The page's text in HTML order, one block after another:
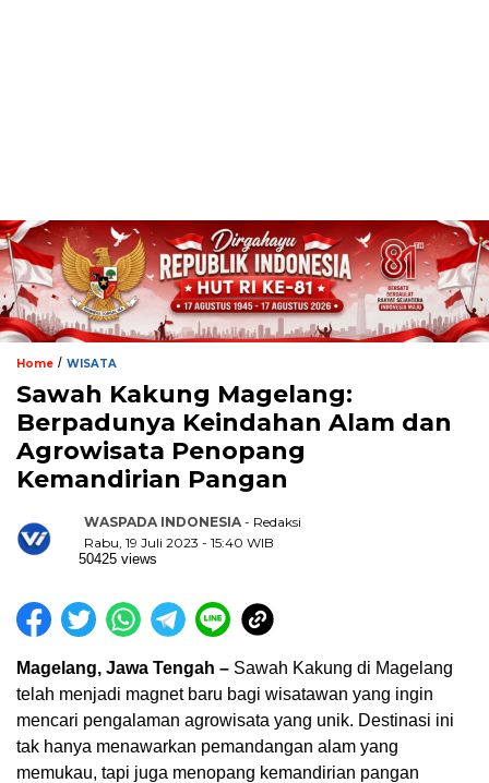
Home / WISATA
Sawah Kakung Magelang:
Berpadunya Keindahan Alam dan
Agrowisata Penopang
Kemandirian Pangan
WASPADA INDONESIA - Redaksi
Rabu, 19 Juli 2023 - 15:40 WIB
50425 views
Magelang, Jawa Tengah – Sawah Kakung di Magelang
telah menjadi magnet baru bagi wisatawan yang ingin
mencari pengalaman agrowisata yang unik. Destinasi ini
tak hanya menawarkan pemandangan alam yang
memukau, tapi juga menopang kemandirian pangan